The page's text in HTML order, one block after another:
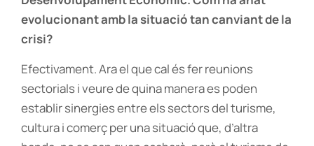
evolucionant amb la situació tan canviant de la
crisi?
Efectivament. Ara el que cal és fer reunions
sectorials i veure de quina manera es poden
establir sinergies entre els sectors del turisme,
cultura i comerç per una situació que, d’altra